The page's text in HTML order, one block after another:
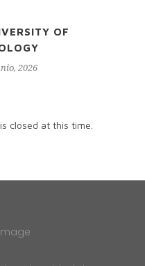
OF
2026
closed at this time.